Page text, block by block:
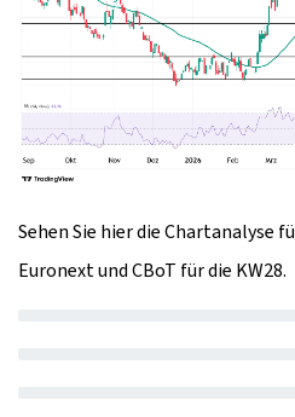
Sehen Sie hier die Chartanalyse
Euronext und CBoT für die KW28.